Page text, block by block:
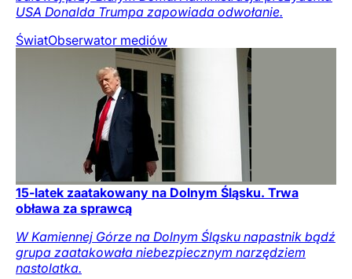
USA Donalda Trumpa zapowiada odwołanie.
ŚwiatObserwator mediów
15-latek zaatakowany na Dolnym Śląsku. Trwa
obława za sprawcą
W Kamiennej Górze na Dolnym Śląsku napastnik bądź
grupa zaatakowała niebezpiecznym narzędziem
nastolatka.